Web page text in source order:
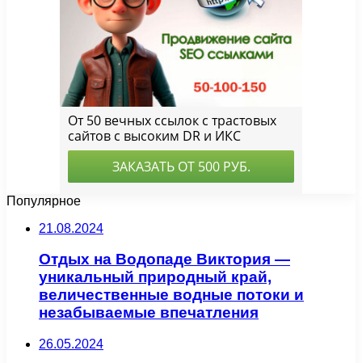
Популярное
21.08.2024
Отдых на Водопаде Виктория —
уникальный природный край,
величественные водные потоки и
незабываемые впечатления
26.05.2024